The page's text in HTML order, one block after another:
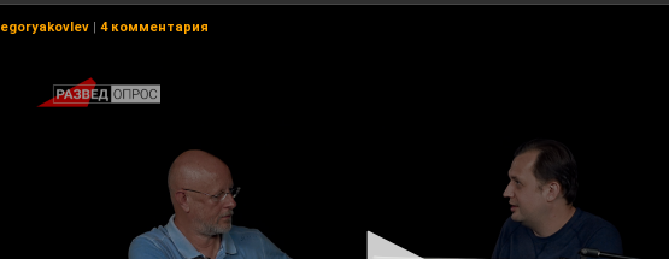
egoryakovlev | 4 комментария